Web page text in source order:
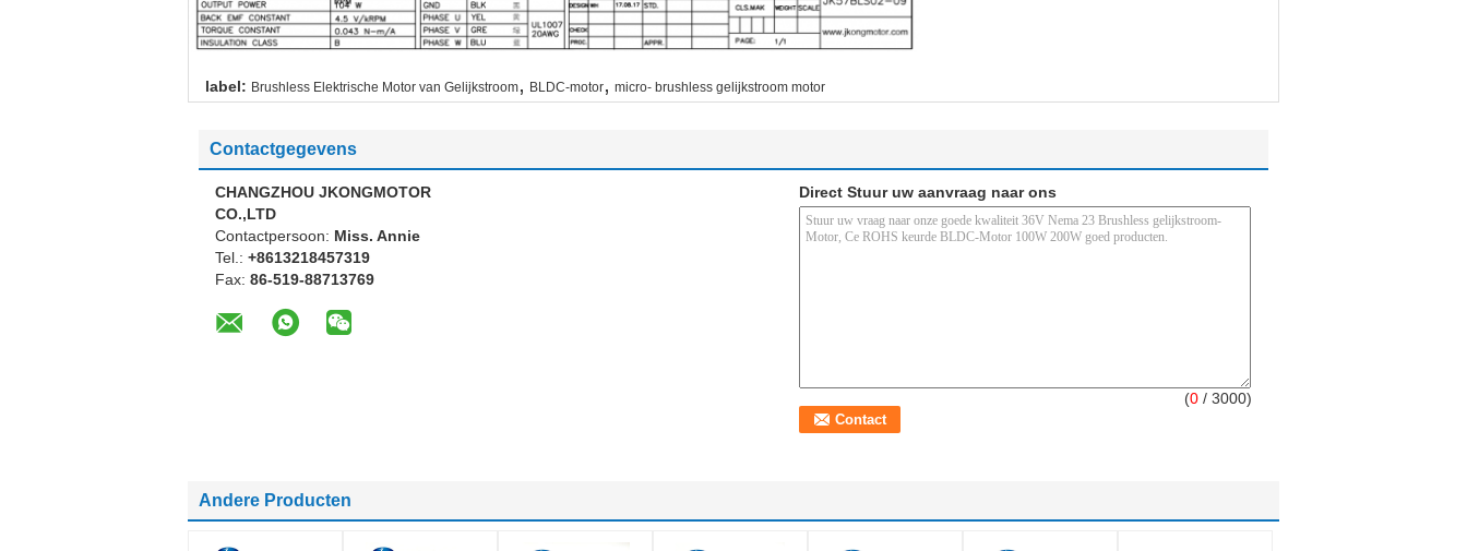
label: Brushless Elektrische Motor van Gelijkstroom, BLDC-motor, micro- brushless gelijkstroom motor
Contactgegevens
CHANGZHOU JKONGMOTOR
CO.,LTD
Contactpersoon: Miss. Annie
Tel.: +8613218457319
Fax: 86-519-88713769
Direct Stuur uw aanvraag naar ons
(0 / 3000)
Andere Producten